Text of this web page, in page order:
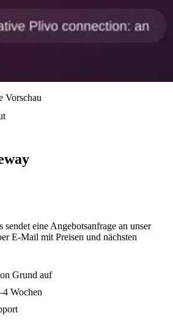
Vorschau
eine Angebotsanfrage an unser
E-Mail mit Preisen und nächsten
Grund auf
Wochen